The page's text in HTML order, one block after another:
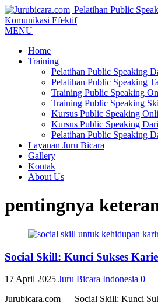
MENU
Home
Training
Pelatihan Public Speaking
Pelatihan Public Speaking
Training Public Speaking
Training Public Speaking
Kursus Public Speaking
Kursus Public Speaking
Pelatihan Public Speaking
Layanan Juru Bicara
Gallery
Kontak
About Us
pentingnya
Social Skill: Kunci Sukses
17 April 2025 Juru Bicara Indonesia 0
Jurubicara.com — Social Skill: Kunci